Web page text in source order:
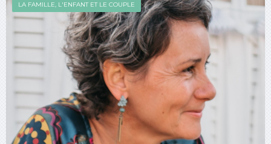
LA FAMILLE, L'ENFANT ET LE COUPLE